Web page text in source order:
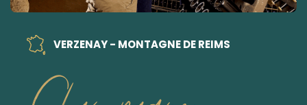
VERZENAY - MONTAGNE DE REIMS